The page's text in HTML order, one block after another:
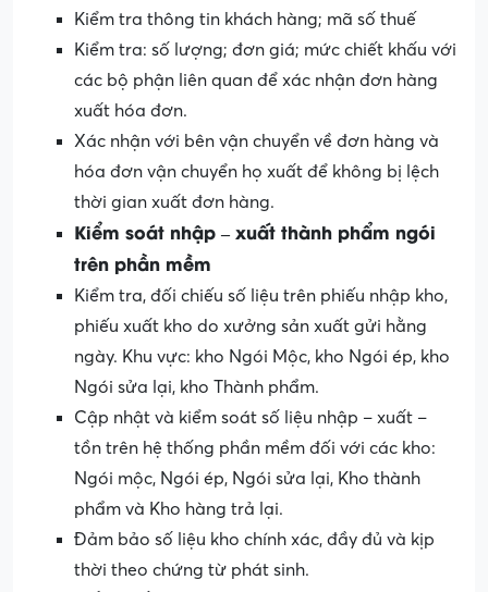
Kiểm tra thông tin khách hàng; mã số thuế
Kiểm tra: số lượng; đơn giá; mức chiết khấu với
các bộ phận liên quan để xác nhận đơn hàng
xuất hóa đơn.
Xác nhận với bên vận chuyển về đơn hàng và
hóa đơn vận chuyển họ xuất để không bị lệch
thời gian xuất đơn hàng.
Kiểm soát nhập – xuất thành phẩm ngói
trên phần mềm
Kiểm tra, đối chiếu số liệu trên phiếu nhập kho,
phiếu xuất kho do xưởng sản xuất gửi hằng
ngày. Khu vực: kho Ngói Mộc, kho Ngói ép, kho
Ngói sửa lại, kho Thành phẩm.
Cập nhật và kiểm soát số liệu nhập – xuất –
tồn trên hệ thống phần mềm đối với các kho:
Ngói mộc, Ngói ép, Ngói sửa lại, Kho thành
phẩm và Kho hàng trả lại.
Đảm bảo số liệu kho chính xác, đầy đủ và kịp
thời theo chứng từ phát sinh.